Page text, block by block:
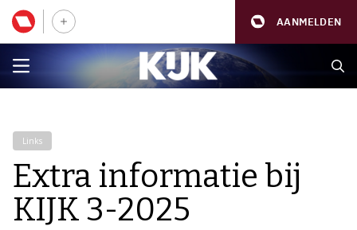
AANMELDEN
Links
Extra informatie bij
KIJK 3-2025